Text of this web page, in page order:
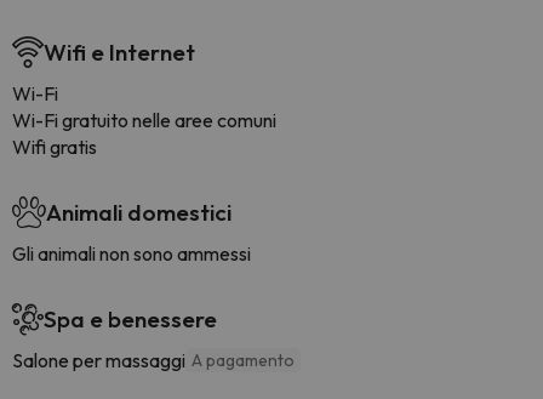
Wifi e Internet
Wi-Fi
Wi-Fi gratuito nelle aree comuni
Wifi gratis
Animali domestici
Gli animali non sono ammessi
Spa e benessere
Salone per massaggi A pagamento